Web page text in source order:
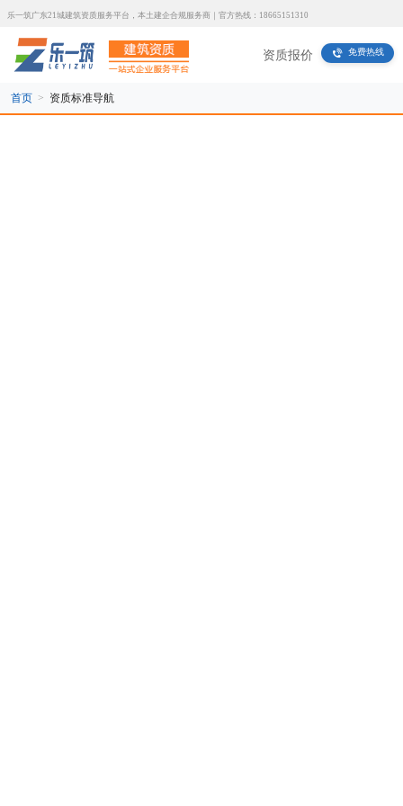
乐一筑广东21城建筑资质服务平台，本土建企合规服务商｜官方热线：18665151310
资质报价
首页 > 资质标准导航
免费热线